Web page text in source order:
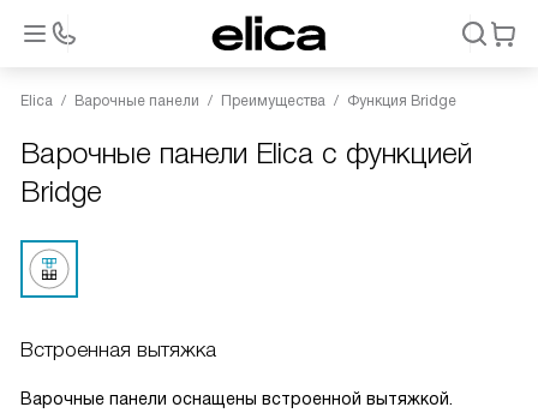
Elica Варочные панели Преимущества Функция Bridge
Варочные панели Elica с функцией
Bridge
Встроенная вытяжка
Варочные панели оснащены встроенной вытяжкой.